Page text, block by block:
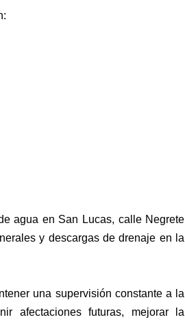
agua en San Lucas, calle Negrete
y descargas de drenaje en la
una supervisión constante a la
afectaciones futuras, mejorar la